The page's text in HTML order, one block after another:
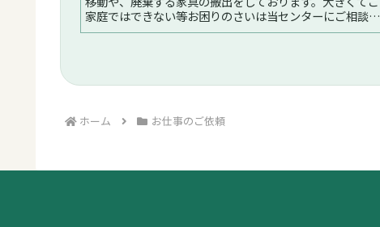
家庭ではできない等お困りのさいは当センターにご相談く
ださい。本日はベッドを移動の移動と組み立て、ソファベ
ホーム お仕事のご依頼